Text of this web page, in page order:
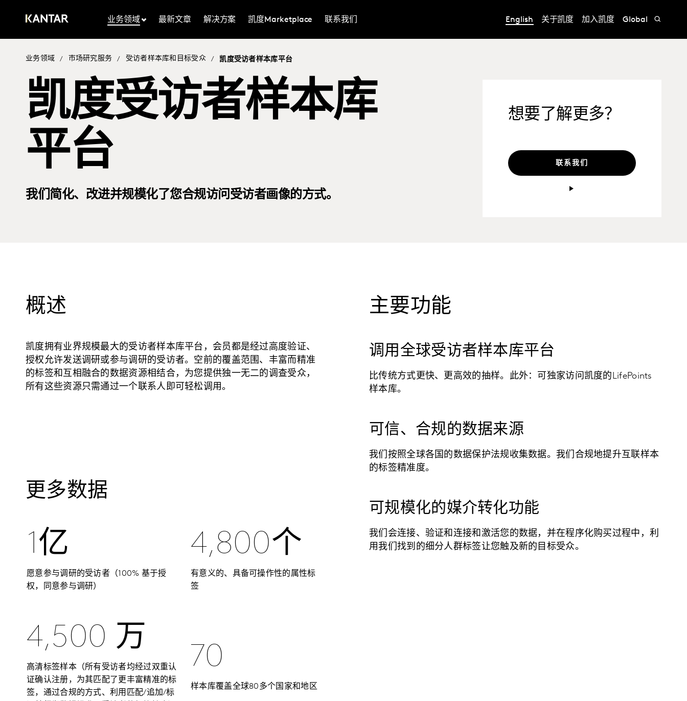
业务领域 最新文章 解决方案 凯度Marketplace 联系我们 English 关于凯度 加入凯度 Global
业务领域 / 市场研究服务 / 受访者样本库和目标受众 / 凯度受访者样本库平台
凯度受访者样本库
平台
我们简化、改进并规模化了您合规访问受访者画像的方式。
想要了解更多？
联系我们
概述
凯度拥有业界规模最大的受访者样本库平台，会员都是经过高度验证、
授权允许发送调研或参与调研的受访者。空前的覆盖范围、丰富而精准
的标签和互相融合的数据资源相结合，为您提供独一无二的调查受众，
所有这些资源只需通过一个联系人即可轻松调用。
更多数据
1亿
愿意参与调研的受访者（100% 基于授
权，同意参与调研）
4,500 万
高清标签样本（所有受访者均经过双重认
证确认注册，为其匹配了更丰富精准的标
签，通过合规的方式、利用匹配/追加/标
4,800个
有意义的、具备可操作性的属性标
签
70
样本库覆盖全球80多个国家和地区
主要功能
调用全球受访者样本库平台
比传统方式更快、更高效的抽样。此外：可独家访问凯度的LifePoints
样本库。
可信、合规的数据来源
我们按照全球各国的数据保护法规收集数据。我们合规地提升互联样本
的标签精准度。
可规模化的媒介转化功能
我们会连接、验证和连接和激活您的数据，并在程序化购买过程中，利
用我们找到的细分人群标签让您触及新的目标受众。